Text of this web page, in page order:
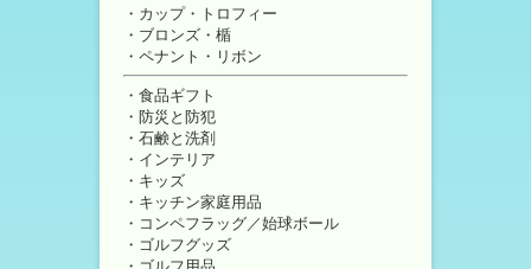
カップ・トロフィー
ブロンズ・楯
ペナント・リボン
食品ギフト
防災と防犯
石鹸と洗剤
インテリア
キッズ
キッチン家庭用品
コンペフラッグ／始球ボール
ゴルフグッズ